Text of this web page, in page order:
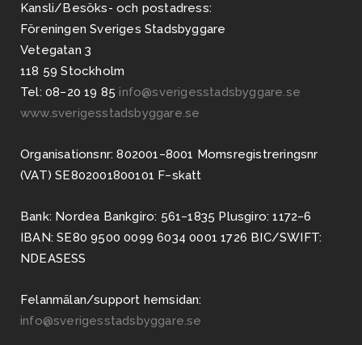
Kansli/Besöks- och postadress:
Föreningen Sveriges Stadsbyggare
Vetegatan 3
118 59 Stockholm
Tel: 08−20 19 85 info@sverigesstadsbyggare.se
www.sverigesstadsbyggare.se
Organisationsnr: 802001−8001 Momsregistreringsnr
(VAT) SE802001800101 F−skatt
Bank: Nordea Bankgiro: 561−1835 Plusgiro: 1172−6
IBAN: SE80 9500 0099 6034 0001 1726 BIC/SWIFT:
NDEASESS
Felanmälan/support hemsidan:
info@sverigesstadsbyggare.se